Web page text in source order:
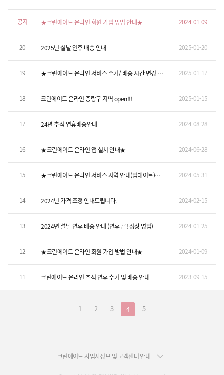
공지 ★크린에이드 온라인 회원 가입 방법 안내★ 2024-01-09
20 2025년 설날 연휴 배송 안내 2025-01-20
19
★크린에이드 온라인 서비스 수거/ 배송 시간 변경 안
2025-01-17
18 크린에이드 온라인 중랑구 지역 open!!! 2025-01-15
17 24년 추석 연휴배송안내 2024-08-28
16 ★크린에이드 온라인 앱 설치 안내★ 2024-06-28
15
★크린에이드 온라인 서비스 지역 안내(업데이트)★
2024-05-31
14 2024년 가격 조정 안내드립니다. 2024-02-15
13 2024년 설날 연휴 배송 안내 (연휴 끝! 정상 영업) 2024-01-25
12 ★크린에이드 온라인 회원 가입 방법 안내★ 2024-01-09
11 크린에이드 온라인 추석 연휴 수거 및 배송 안내 2023-09-15
1 2 3 4 5
크린에이드 사업자정보 및 고객센터 안내